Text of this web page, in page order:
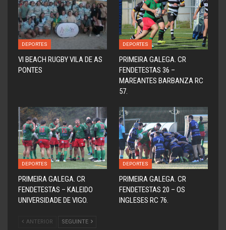
DEPORTES
VI BEACH RUGBY VILA DE AS
PONTES
DEPORTES
PRIMEIRA GALEGA. CR
FENDETESTAS 36 –
MAREANTES BARBANZA RC
57.
DEPORTES
PRIMEIRA GALEGA. CR
FENDETESTAS – KALEIDO
UNIVERSIDADE DE VIGO.
DEPORTES
PRIMEIRA GALEGA. CR
FENDETESTAS 20 – OS
INGLESES RC 76.
ANTERIOR SEGUINTE